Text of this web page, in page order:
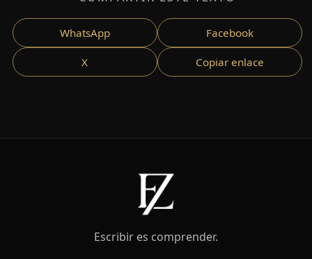
WhatsApp Facebook
X Copiar enlace
Escribir es comprender.